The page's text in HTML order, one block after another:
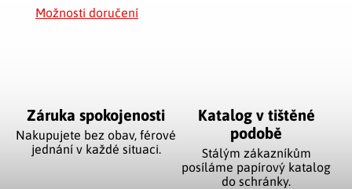
Možnosti doručení
Záruka spokojenosti
Nakupujete bez obav, férové
jednání v každé situaci.
Katalog v tištěné
podobě
Stálým zákazníkům
posíláme papírový katalog
do schránky.